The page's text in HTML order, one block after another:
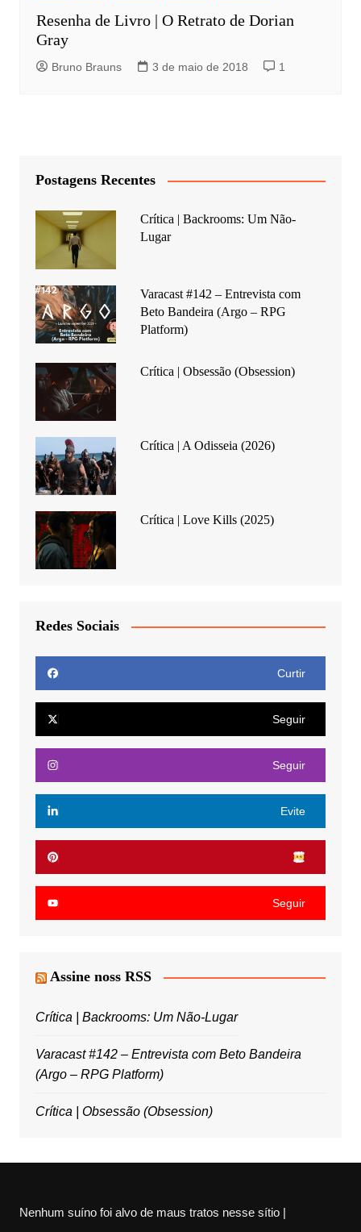
Resenha de Livro | O Retrato de Dorian
Gray
Bruno Brauns 3 de maio de 2018 1
Postagens Recentes
Crítica | Backrooms: Um Não-
Lugar
Varacast #142 – Entrevista com
Beto Bandeira (Argo – RPG
Platform)
Crítica | Obsessão (Obsession)
Crítica | A Odisseia (2026)
Crítica | Love Kills (2025)
Redes Sociais
Curtir
Seguir
Seguir
Evite
Seguir
Assine noss RSS
Crítica | Backrooms: Um Não-Lugar
Varacast #142 – Entrevista com Beto Bandeira
(Argo – RPG Platform)
Crítica | Obsessão (Obsession)
Nenhum suíno foi alvo de maus tratos nesse sítio |